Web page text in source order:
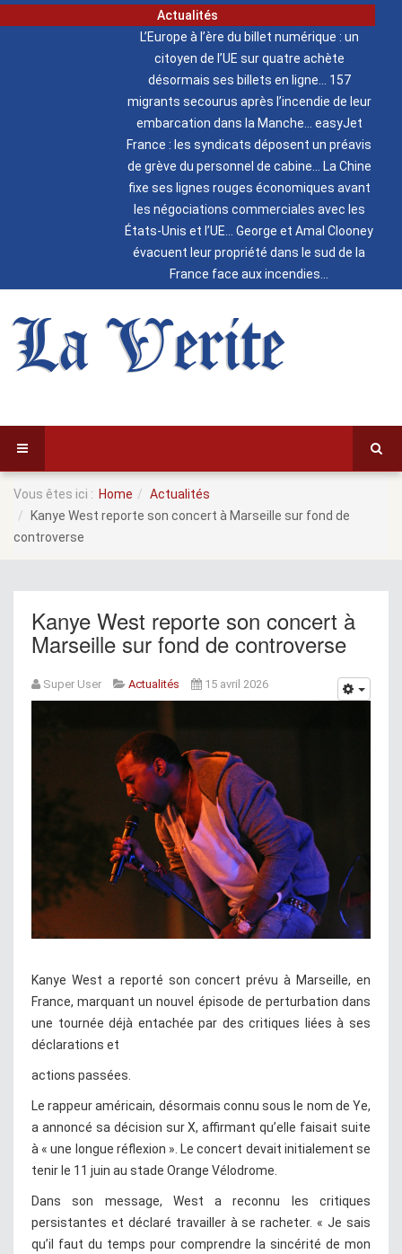
Actualités
L’Europe à l’ère du billet numérique : un
citoyen de l’UE sur quatre achète
désormais ses billets en ligne
157
migrants secourus après l’incendie de leur
embarcation dans la Manche
easyJet
France : les syndicats déposent un préavis
de grève du personnel de cabine
La Chine
fixe ses lignes rouges économiques avant
les négociations commerciales avec les
États-Unis et l’UE
George et Amal Clooney
évacuent leur propriété dans le sud de la
France face aux incendies
La Verite
Vous êtes ici : Home
Actualités
Kanye West reporte son concert à Marseille sur fond de
controverse
Kanye West reporte son concert à
Marseille sur fond de controverse
Super User Actualités 15 avril 2026
Kanye West a reporté son concert prévu à Marseille, en
France, marquant un nouvel épisode de perturbation dans
une tournée déjà entachée par des critiques liées à ses
déclarations et
actions passées.
Le rappeur américain, désormais connu sous le nom de Ye,
a annoncé sa décision sur X, affirmant qu’elle faisait suite
à « une longue réflexion ». Le concert devait initialement se
tenir le 11 juin au stade Orange Vélodrome.
Dans son message, West a reconnu les critiques
persistantes et déclaré travailler à se racheter. « Je sais
qu’il faut du temps pour comprendre la sincérité de mon